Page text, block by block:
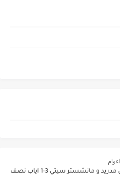
مباراة ريال مدريد و مانشستر سيتي 3-1 اياب نصف